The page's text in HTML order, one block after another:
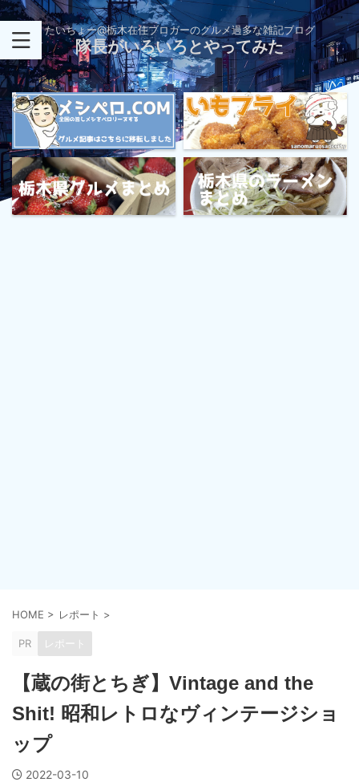
たいちょー@栃木在住ブロガーのグルメ過多な雑記ブログ
隊長がいろいろとやってみた
HOME > レポート >
PR レポート
【蔵の街とちぎ】Vintage and the
Shit! 昭和レトロなヴィンテージショ
ップ
2022-03-10